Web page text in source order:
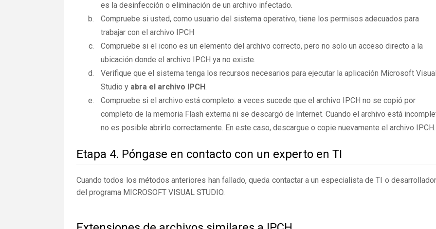
es la desinfección o eliminación de un archivo infectado.
Compruebe si usted, como usuario del sistema operativo, tiene los permisos adecuados para
trabajar con el archivo IPCH
Compruebe si el icono es un elemento del archivo correcto, pero no solo un acceso directo a la
ubicación donde el archivo IPCH ya no existe.
Verifique que el sistema tenga los recursos necesarios para ejecutar la aplicación Microsoft Visual
Studio y abra el archivo IPCH.
Compruebe si el archivo está completo: a veces sucede que el archivo IPCH no se copió por
completo de la memoria Flash externa ni se descargó de Internet. Cuando el archivo está
no es posible abrirlo correctamente. En este caso, descargue o copie nuevamente el archivo IPCH.
Etapa 4. Póngase en contacto con un experto en TI
Cuando todos los métodos anteriores han fallado, queda contactar a un especialista de TI o
del programa MICROSOFT VISUAL STUDIO.